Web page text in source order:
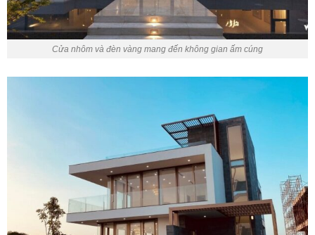
Cửa nhôm và đèn vàng mang đến không gian ấm cúng